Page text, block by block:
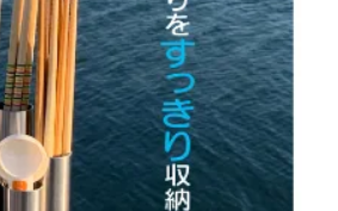
ャレンジ
CAMPFIRE for Social Good
CAMPFIREふるさと納税 machi-ya